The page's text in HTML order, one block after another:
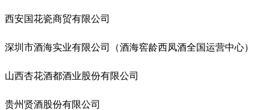
西安国花瓷商贸有限公司
深圳市酒海实业有限公司（酒海窖龄西凤酒全国运营中心）
山西杏花酒都酒业股份有限公司
贵州贤酒股份有限公司